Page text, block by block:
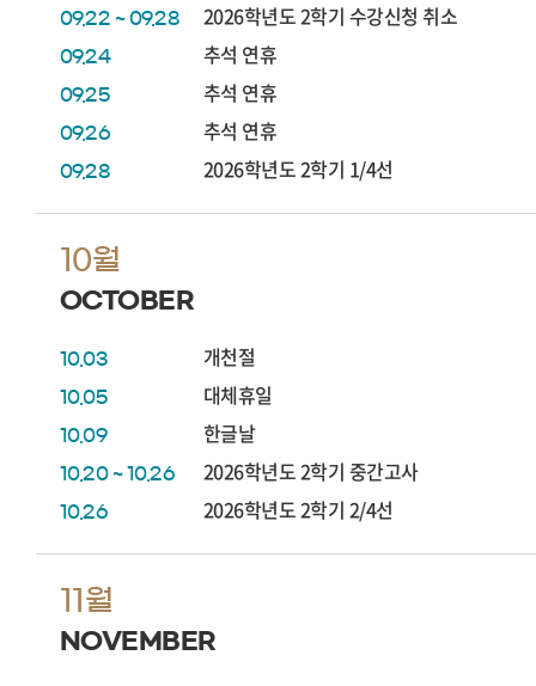
09.22 ~ 09.28 2026학년도 2학기 수강신청 취소
09.24 추석 연휴
09.25 추석 연휴
09.26 추석 연휴
09.28 2026학년도 2학기 1/4선
10월
OCTOBER
10.03 개천절
10.05 대체휴일
10.09 한글날
10.20 ~ 10.26 2026학년도 2학기 중간고사
10.26 2026학년도 2학기 2/4선
11월
NOVEMBER